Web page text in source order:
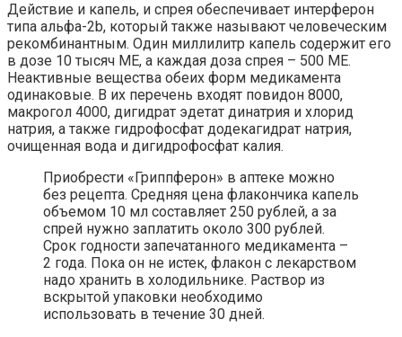
Действие и капель, и спрея обеспечивает интерферон
типа альфа-2b, который также называют человеческим
рекомбинантным. Один миллилитр капель содержит его
в дозе 10 тысяч МЕ, а каждая доза спрея – 500 МЕ.
Неактивные вещества обеих форм медикамента
одинаковые. В их перечень входят повидон 8000,
макрогол 4000, дигидрат эдетат динатрия и хлорид
натрия, а также гидрофосфат додекагидрат натрия,
очищенная вода и дигидрофосфат калия.
Приобрести «Гриппферон» в аптеке можно
без рецепта. Средняя цена флакончика капель
объемом 10 мл составляет 250 рублей, а за
спрей нужно заплатить около 300 рублей.
Срок годности запечатанного медикамента –
2 года. Пока он не истек, флакон с лекарством
надо хранить в холодильнике. Раствор из
вскрытой упаковки необходимо
использовать в течение 30 дней.